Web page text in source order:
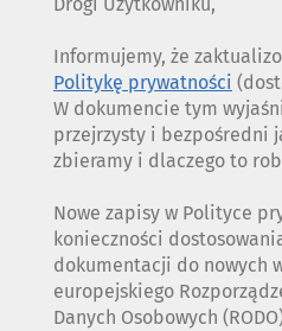
Drogi Użytkowniku,
Informujemy, że
Politykę prywatności
W dokumencie tym
przejrzysty i bezpośredni
zbieramy i dlaczego to
Nowe zapisy w Polityce
konieczności
dokumentacji do nowych
europejskiego
Danych Osobowych